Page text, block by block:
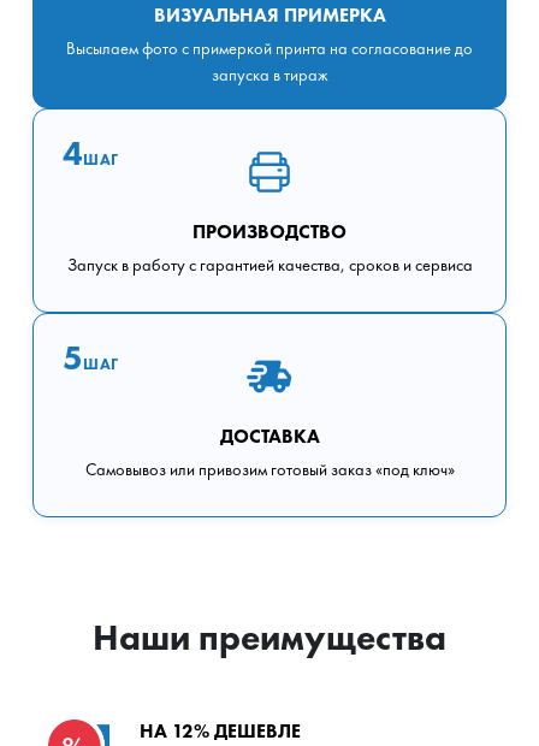
ВИЗУАЛЬНАЯ ПРИМЕРКА
Высылаем фото с примеркой принта на согласование до
запуска в тираж
4ШАГ
ПРОИЗВОДСТВО
Запуск в работу с гарантией качества, сроков и сервиса
5ШАГ
ДОСТАВКА
Самовывоз или привозим готовый заказ «под ключ»
Наши преимущества
НА 12% ДЕШЕВЛЕ